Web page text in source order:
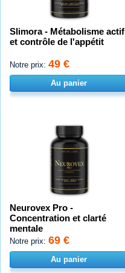
Slimora - Métabolisme actif
et contrôle de l'appétit
Notre prix: 49 €
Au panier
Neurovex Pro -
Concentration et clarté
mentale
Notre prix: 69 €
Au panier